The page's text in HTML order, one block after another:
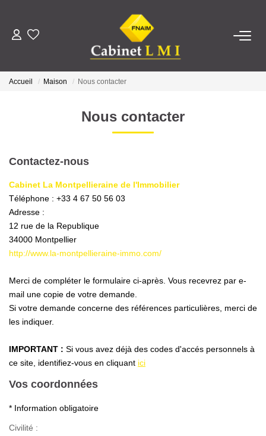
ACHETER
ESTIMER
NOTRE AGENCE
Qui Sommes-Nous ?
Notre Équipe
Nos Partenaires
Nos Actualités
Accueil Maison Nous contacter
Nous contacter
Contactez-nous
Cabinet La Montpellieraine de l'Immobilier
Téléphone : +33 4 67 50 56 03
Adresse :
12 rue de la Republique
34000 Montpellier
http://www.la-montpellieraine-immo.com/
Merci de compléter le formulaire ci-après. Vous recevrez par e-
mail une copie de votre demande.
Si votre demande concerne des références particulières, merci de
les indiquer.
IMPORTANT : Si vous avez déjà des codes d'accés personnels à
ce site, identifiez-vous en cliquant ici
Vos coordonnées
* Information obligatoire
Civilité :